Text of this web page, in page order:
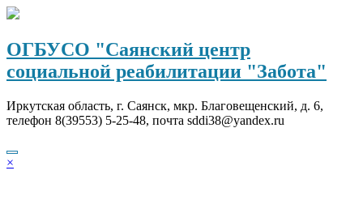
Перейти
содержимому
ОГБУСО "Саянский центр
социальной реабилитации "Забота"
Иркутская область, г. Саянск, мкр. Благовещенский, д. 6,
телефон 8(39553) 5-25-48, почта sddi38@yandex.ru
×